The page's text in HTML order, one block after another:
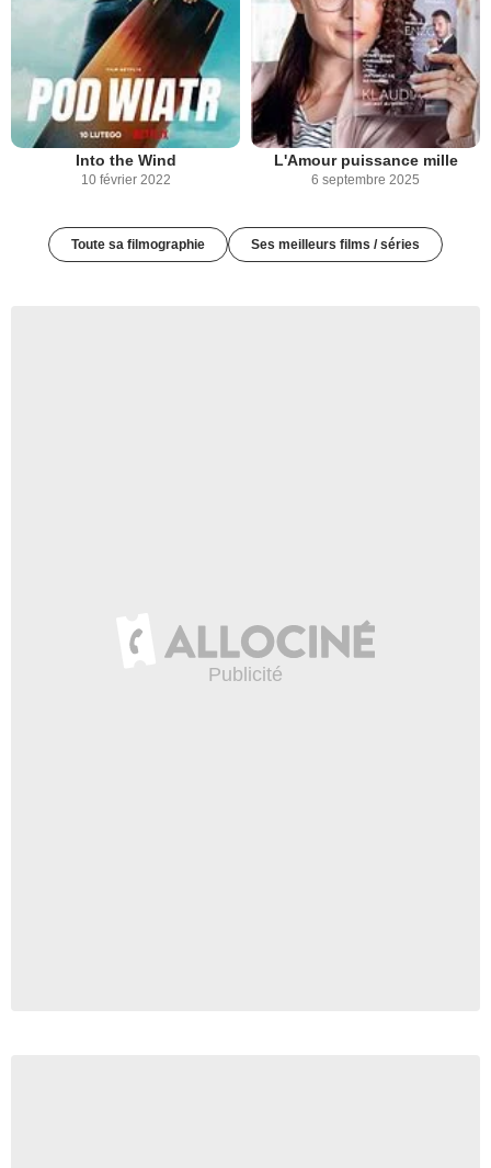
Into the Wind
10 février 2022
L'Amour puissance mille
6 septembre 2025
Toute sa filmographie Ses meilleurs films / séries